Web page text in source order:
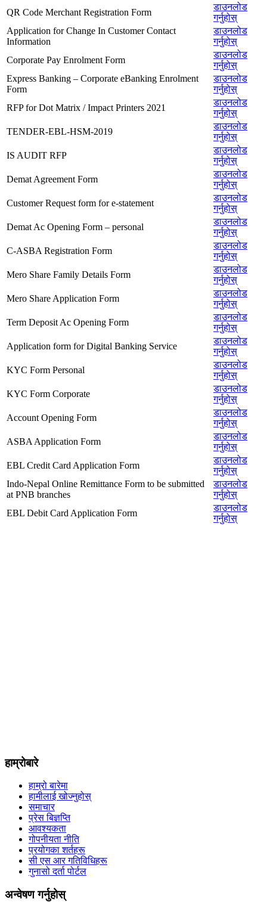
QR Code Merchant Registration Form
डाउनलोड
गर्नुहोस्
Application for Change In Customer Contact
Information
डाउनलोड
गर्नुहोस्
Corporate Pay Enrolment Form
डाउनलोड
गर्नुहोस्
Express Banking – Corporate eBanking Enrolment
Form
डाउनलोड
गर्नुहोस्
RFP for Dot Matrix / Impact Printers 2021
डाउनलोड
गर्नुहोस्
TENDER-EBL-HSM-2019
डाउनलोड
गर्नुहोस्
IS AUDIT RFP
डाउनलोड
गर्नुहोस्
Demat Agreement Form
डाउनलोड
गर्नुहोस्
Customer Request form for e-statement
डाउनलोड
गर्नुहोस्
Demat Ac Opening Form – personal
डाउनलोड
गर्नुहोस्
C-ASBA Registration Form
डाउनलोड
गर्नुहोस्
Mero Share Family Details Form
डाउनलोड
गर्नुहोस्
Mero Share Application Form
डाउनलोड
गर्नुहोस्
Term Deposit Ac Opening Form
डाउनलोड
गर्नुहोस्
Application form for Digital Banking Service
डाउनलोड
गर्नुहोस्
KYC Form Personal
डाउनलोड
गर्नुहोस्
KYC Form Corporate
डाउनलोड
गर्नुहोस्
Account Opening Form
डाउनलोड
गर्नुहोस्
ASBA Application Form
डाउनलोड
गर्नुहोस्
EBL Credit Card Application Form
डाउनलोड
गर्नुहोस्
Indo-Nepal Online Remittance Form to be submitted
at PNB branches
डाउनलोड
गर्नुहोस्
EBL Debit Card Application Form
डाउनलोड
गर्नुहोस्
हाम्रोबारे
हाम्रो बारेमा
हामीलाई खोज्नुहोस्
समाचार
प्रेस बिज्ञप्ति
आवश्यकता
गोपनीयता नीति
प्रयोगका शर्तहरू
सी एस आर गतिविधिहरू
गुनासो दर्ता पोर्टल
अन्वेषण गर्नुहोस्